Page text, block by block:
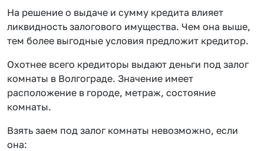
На решение о выдаче и сумму кредита влияет
ликвидность залогового имущества. Чем она выше,
тем более выгодные условия предложит кредитор.
Охотнее всего кредиторы выдают деньги под залог
комнаты в Волгограде. Значение имеет
расположение в городе, метраж, состояние
комнаты.
Взять заем под залог комнаты невозможно, если
она: